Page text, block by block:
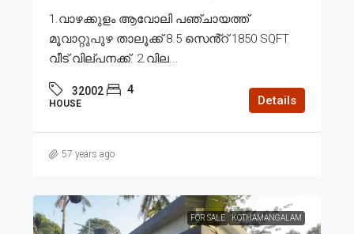
1.വാഴക്കുളം ആവോലി പഞ്ചായത്ത്
മൂവാറ്റുപുഴ താലൂക്ക് 8.5 സെൻ്റ് 1850 SQFT
വീട് വില്പനക്ക്. 2.വില...
32002 4
HOUSE Details
57 years ago
FOR SALE KOTHAMANGALAM